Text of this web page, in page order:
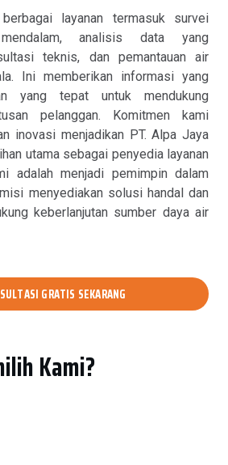
layanan termasuk survei
analisis data yang
teknis, dan pemantauan air
Ini memberikan informasi yang
yang tepat untuk mendukung
pelanggan. Komitmen kami
inovasi menjadikan PT. Alpa Jaya
utama sebagai penyedia layanan
adalah menjadi pemimpin dalam
menyediakan solusi handal dan
keberlanjutan sumber daya air
GRATIS SEKARANG
Kami?